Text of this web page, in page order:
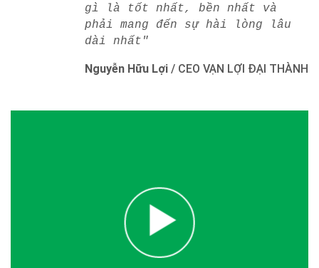
gì là tốt nhất, bền nhất và
phải mang đến sự hài lòng lâu
dài nhất"
Nguyễn Hữu Lợi / CEO VẠN LỢI ĐẠI THÀNH